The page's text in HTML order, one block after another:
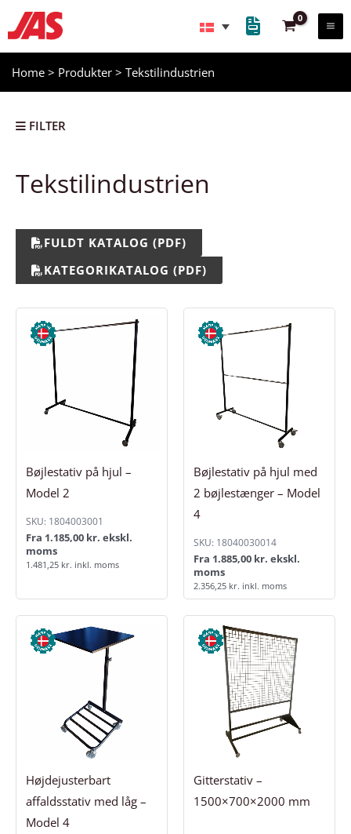
til
indholdet
Home > Produkter > Tekstilindustrien
FILTER
Tekstilindustrien
FULDT KATALOG (PDF)
KATEGORIKATALOG (PDF)
Bøjlestativ på hjul –
Model 2
SKU: 1804003001
Fra 1.185,00 kr. ekskl.
moms
1.481,25 kr. inkl. moms
Bøjlestativ på hjul med
2 bøjlestænger – Model
4
SKU: 18040030014
Fra 1.885,00 kr. ekskl.
moms
2.356,25 kr. inkl. moms
Højdejusterbart
affaldsstativ med låg –
Model 4
Gitterstativ –
1500×700×2000 mm